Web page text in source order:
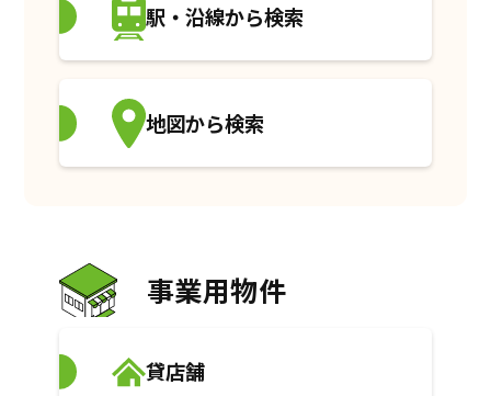
駅・沿線から検索
地図から検索
事業用物件
貸店舗